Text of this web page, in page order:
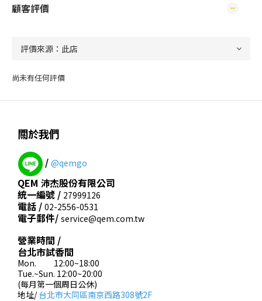
顧客評價
尚未有任何評價
關於我們
/ @qemgo
QEM 沛杰股份有限公司
統一編號 / 27999126
電話 / 02-2556-0531
電子郵件/ service@qem.com.tw
營業時間 /
台北市試香間
Mon. 12:00~18:00
Tue.~Sun. 12:00~20:00
(每月第一個周日公休)
地址/台北市大同區南京西路308號2F